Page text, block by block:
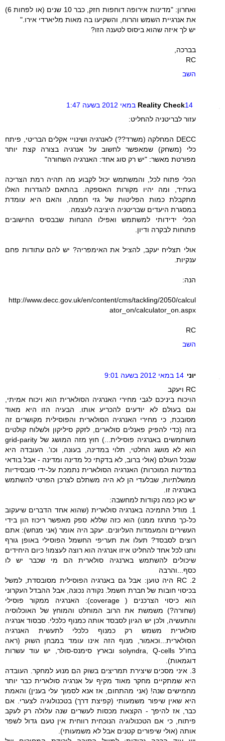
ואחרון: "מדינות אירופה דוחפות חזק, כבר 10 שנים (או לפחות 6)
את אנרגיית השמש והרוח, והשקיעו בה מאות מליארדי אירו."
יש לך איזה שהוא ביסוס לטענה הזו?
בברכה,
RC
השב
Reality Check14 במאי 2012 בשעה 1:47
עזור לבריטניה להחליט:
DECC המחלקה (משרד??) לאנרגיה ושינויי אקלים הבריטי, פיתח
כלי (משחק) שמאפשר לחשוב על אנרגיה בצורה קצת יותר
מפורטת מאשר: "יש רק סוג אחד: האנרגיה השחורה"
הכלי פתוח לכל, והמשתמש יכול לקבוע מה תהיה רמת הצריכה
בעתיד, ומה יהיו מקורות האספקה. בהתאם להגדרות האלו
מתקבלת כמות הפליטות של גזי חממה, והאם היא עומדת
במסגרת היעדים שבריטניה היציבה לעצמה.
הכלי ידידותי למשתמש ואפילו ההנחות שבבסיס החישובים
פתוחות לבקרה ודיון.
אולי תצליח יעקב, להציל את האימפריה? יש להם עתודות פחם
ענקיות.
הנה:
http://www.decc.gov.uk/en/content/cms/tackling/2050/calcul
ator_on/calculator_on.aspx
RC
השב
יוני 14 במאי 2012 בשעה 9:01
RC ויעקב
הויכוח ביניכם לגבי מחירי האנרגיה הסולארית הוא ויכוח אמיתי,
וגם בעולם לא יודעים להכריע אותו. הבעיה הזו היא מאוד
מסובכת, כי מחירי האנרגיה הסולארית והפוסילית מקושרים זה
בזה (כדי להפיק פאנלים סולארים, לזקק סיליקון ולשלוח קולטים
משתמשים באנרגיה פוסילית...) חוץ מזה המושג של grid-parity
הוא לא מושג החלטי, תלוי במדינה, בעונה, וכו'. העובדה היא
שבכל העולם (אולי ברוב, לא בדקתי כל מדינה ומדינה - אבל בודאי
במדינות המוכרות) האנרגיה הסולארית נתמכת על-ידי סובסידיות
ממשלתיות, שבלעדי הן לא היה משתלם לצרכן הפרטי להשתמש
באנרגיה זו.
יש כאן כמה נקודות למחשבה:
1. מודל התמיכה באנרגיה סולארית (שהוא אחד הדברים שיעקוב
כל-כך מתרגז ממנו) הוא כזה שללא ספק מאפשר ריכוז הון בידי
העשירים והמעמדות העליונים. יעקב היה אומר (אני מנחש): אתם
רוצים לסבסד? תעלו את תעריפי החשמל הפוסילי באופן גורף
ותנו לכל אחד להחליט איזו אנרגיה הוא רוצה לעצמו! כיום היחידים
שיכולים להשתמש בארנגיה סולארית הם מי שכבר יש לו
כסף...והרבה
2. RC היה טוען: אבל גם באנרגיה הפוסילית מסובסדת, למשל
בכיסוי חובות של חברת חשמל. נקודה נכונה, אבל ההבדל העקרוני
הוא כיסוי הצרכנים ( coverage): האנרגיה ממקור פוסילי
(שחורה?) משמשת את הרוב המוחלט והמוחץ של האוכלוסיה
והתעשיה, ולכן יש הגיון לסבסד אותה כמנוף כלכלי. סבסוד אנרגיה
סולארית משמש רק כמנוף כלכלי לתעשית האנרגיה
הסולארית...וכאמור, מנוף הזה אינו עומד במבחן השוק (ראה
בחו"ל solyndra, Q-cells ובארץ סימנס-סולר, יש עוד עשרות
דוגמאות).
3. איני מסכים שיצירת תמריצים בשוק הם מנוע למחקר. העובדה
היא שמתקיים מחקר מאוד מקיף על אנרגיה סולארית כבר יותר
מחמישים שנה! (אני מהתחום, אז אנא לסמוך עלי בענין) והאמת
היא שאין שיפור משמעותי (קפיצת דרך) בטכנולוגיה לצערי. אם
כבר, אז להיפך - הקצאת מכסות לעשרים שנה עלולה רק לעקב
פיתוח, כי אם הטכנולוגיה הנוכחית רווחית אין טעם גדול לשפר
אותה (אולי שיפורים קטנים אבל לא משמעותי).